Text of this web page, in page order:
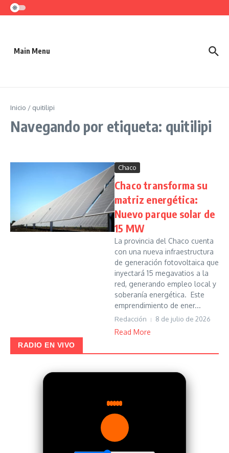
Saltar al contenido
Main Menu
Inicio / quitilipi
Navegando por etiqueta: quitilipi
Chaco
Chaco transforma su
matriz energética:
Nuevo parque solar de
15 MW
La provincia del Chaco cuenta
con una nueva infraestructura
de generación fotovoltaica que
inyectará 15 megavatios a la
red, generando empleo local y
soberanía energética. Este
emprendimiento de ener...
Redacción 8 de julio de 2026
Read More
RADIO EN VIVO